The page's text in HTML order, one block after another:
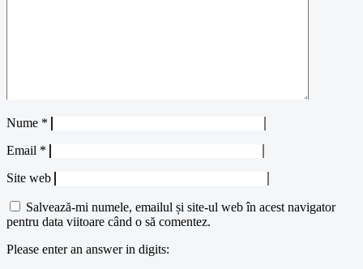
Nume *
Email *
Site web
Salvează-mi numele, emailul și site-ul web în acest navigator
pentru data viitoare când o să comentez.
Please enter an answer in digits: